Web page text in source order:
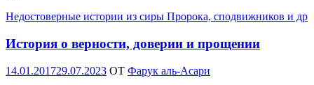
Недостоверные истории из сиры Пророка, сподвижников и др
История о верности, доверии и прощении
Опубликовано
14.01.201729.07.2023 OT Фарук аль-Асари